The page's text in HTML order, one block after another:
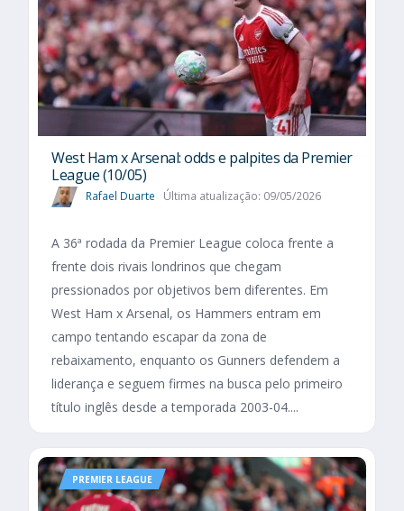
West Ham x Arsenal: odds e palpites da Premier
League (10/05)
Rafael Duarte Última atualização: 09/05/2026
A 36ª rodada da Premier League coloca frente a
frente dois rivais londrinos que chegam
pressionados por objetivos bem diferentes. Em
West Ham x Arsenal, os Hammers entram em
campo tentando escapar da zona de
rebaixamento, enquanto os Gunners defendem a
liderança e seguem firmes na busca pelo primeiro
título inglês desde a temporada 2003-04....
PREMIER LEAGUE